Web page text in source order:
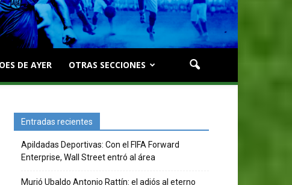
DE AYER OTRAS SECCIONES
Entradas recientes
Apildadas Deportivas: Con el FIFA Forward
Enterprise, Wall Street entró al área
Murió Ubaldo Antonio Rattín: el adiós al eterno